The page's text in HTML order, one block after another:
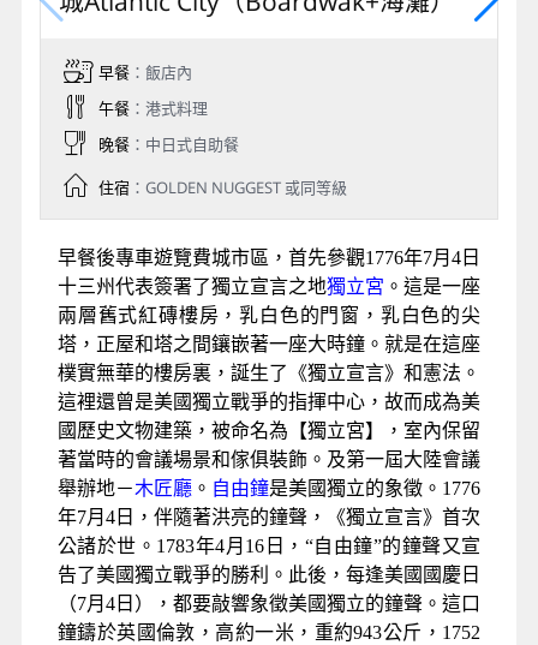
早餐：飯店內
午餐：港式料理
晚餐：中日式自助餐
住宿：GOLDEN NUGGEST 或同等級
早餐後專車遊覽費城市區，首先參觀1776年7月4日
十三州代表簽署了獨立宣言之地獨立宮 。這是一座
兩層舊式紅磚樓房，乳白色的門窗，乳白色的尖
塔，正屋和塔之間鑲嵌著一座大時鐘。就是在這座
樸實無華的樓房裏，誕生了《獨立宣言》和憲法。
這裡還曾是美國獨立戰爭的指揮中心，故而成為美
國歷史文物建築，被命名為【獨立宮】，室內保留
著當時的會議場景和傢俱裝飾。及第一屆大陸會議
舉辦地－木匠廳。 自由鐘是美國獨立的象徵。1776
年7月4日，伴隨著洪亮的鐘聲，《獨立宣言》首次
公諸於世。1783年4月16日，“自由鐘”的鐘聲又宣
告了美國獨立戰爭的勝利。此後，每逢美國國慶日
（7月4日），都要敲響象徵美國獨立的鐘聲。這口
鐘鑄於英國倫敦，高約一米，重約943公斤，1752